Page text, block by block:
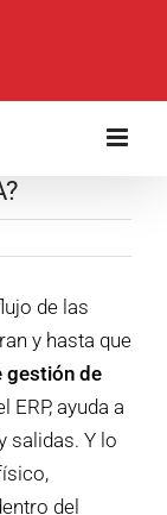
de las
y hasta que
gestión de
ERP, ayuda a
salidas. Y lo
del